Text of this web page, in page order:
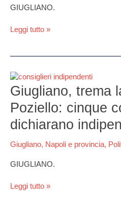
GIUGLIANO.
con
Leggi tutto »
Giugliano, trema
Poziello: cinque
dichiarano
Giugliano, Napoli e provincia,
GIUGLIANO.
Giugliano,
trema
la
maggioranza
Poziello:
cinque
consiglieri
dichiarano
Leggi tutto »